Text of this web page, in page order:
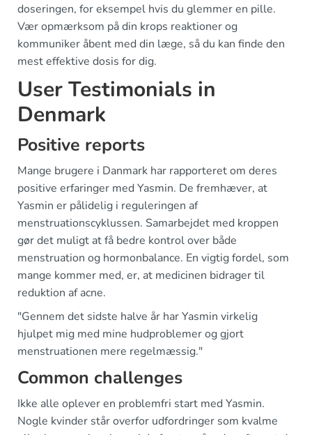
doseringen, for eksempel hvis du glemmer en pille.
Vær opmærksom på din krops reaktioner og
kommuniker åbent med din læge, så du kan finde den
mest effektive dosis for dig.
User Testimonials in
Denmark
Positive reports
Mange brugere i Danmark har rapporteret om deres
positive erfaringer med Yasmin. De fremhæver, at
Yasmin er pålidelig i reguleringen af
menstruationscyklussen. Samarbejdet med kroppen
gør det muligt at få bedre kontrol over både
menstruation og hormonbalance. En vigtig fordel, som
mange kommer med, er, at medicinen bidrager til
reduktion af acne.
"Gennem det sidste halve år har Yasmin virkelig
hjulpet mig med mine hudproblemer og gjort
menstruationen mere regelmæssig."
Common challenges
Ikke alle oplever en problemfri start med Yasmin.
Nogle kvinder står overfor udfordringer som kvalme